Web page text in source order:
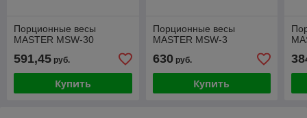
Порционные весы
MASTER MSW-30
591,45 руб.
Купить
Порционные весы
MASTER MSW-3
630руб.
Купить